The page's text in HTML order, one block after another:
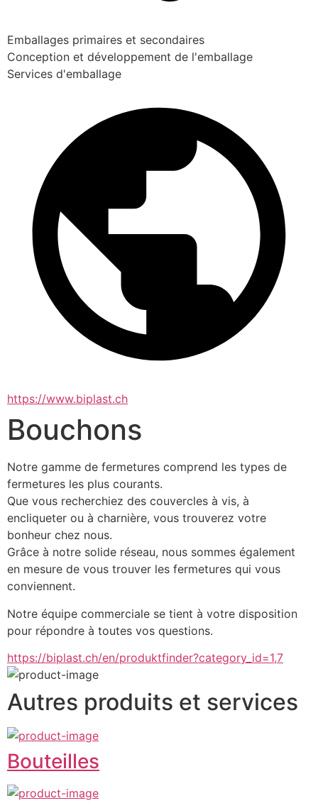
Emballages primaires et secondaires
Conception et développement de l'emballage
Services d'emballage
https://www.biplast.ch
Bouchons
Notre gamme de fermetures comprend les types de
fermetures les plus courants.
Que vous recherchiez des couvercles à vis, à
encliqueter ou à charnière, vous trouverez votre
bonheur chez nous.
Grâce à notre solide réseau, nous sommes également
en mesure de vous trouver les fermetures qui vous
conviennent.
Notre équipe commerciale se tient à votre disposition
pour répondre à toutes vos questions.
https://biplast.ch/en/produktfinder?category_id=1,7
Autres produits et services
Bouteilles